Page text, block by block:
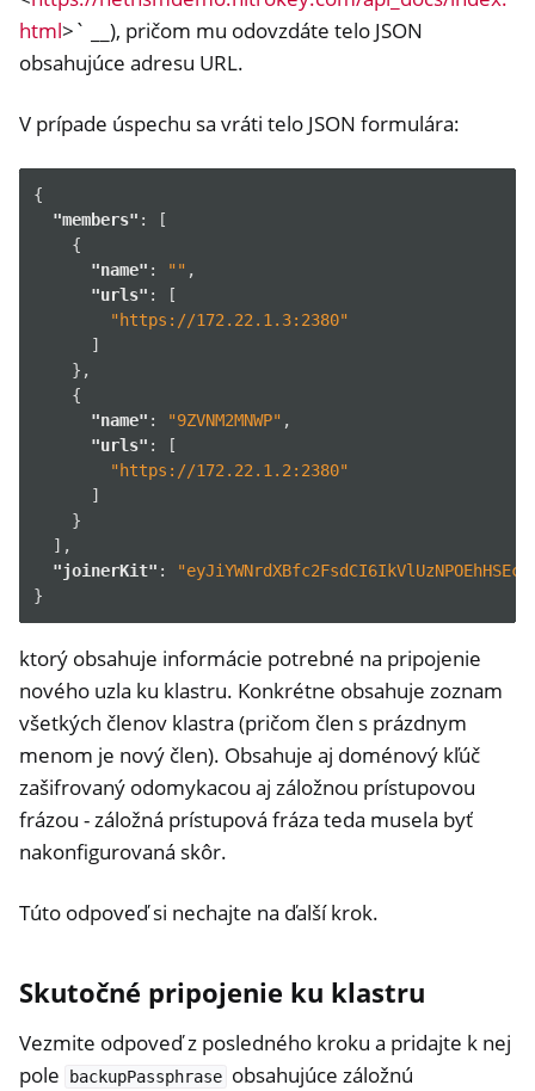
html>` __), pričom mu odovzdáte telo JSON
obsahujúce adresu URL.
V prípade úspechu sa vráti telo JSON formulára:
{
"members" :
[
{
"name" : "" ,
"urls" :
[
"https://172.22.1.3:2380"
]
},
{
"name" : "9ZVNM2MNWP" ,
"urls" :
[
"https://172.22.1.2:2380"
]
}
],
"joinerKit" :
}
ktorý obsahuje informácie potrebné na pripojenie
nového uzla ku klastru. Konkrétne obsahuje zoznam
všetkých členov klastra (pričom člen s prázdnym
menom je nový člen). Obsahuje aj doménový kľúč
zašifrovaný odomykacou aj záložnou prístupovou
frázou - záložná prístupová fráza teda musela byť
nakonfigurovaná skôr.
Túto odpoveď si nechajte na ďalší krok.
Skutočné pripojenie ku klastru
Vezmite odpoveď z posledného kroku a pridajte k nej
pole
backupPassphrase obsahujúce záložnú